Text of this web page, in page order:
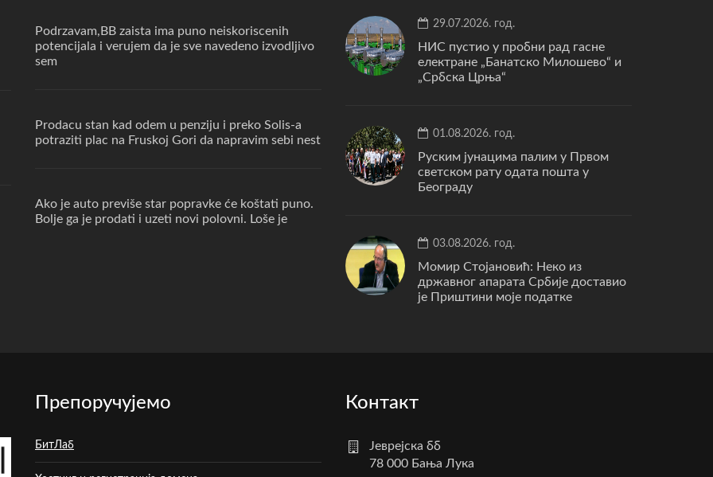
Podrzavam,BB zaista ima puno neiskoriscenih
potencijala i verujem da je sve navedeno izvodljivo
sem
Prodacu stan kad odem u penziju i preko Solis-a
potraziti plac na Fruskoj Gori da napravim sebi nest
Ako je auto previše star popravke će koštati puno.
Bolje ga je prodati i uzeti novi polovni. Loše je
29.07.2026. год.
НИС пустио у пробни рад гасне
електране „Банатско Милошево“ и
„Србска Црња“
01.08.2026. год.
Руским јунацима палим у Првом
светском рату одата пошта у
Београду
03.08.2026. год.
Момир Стојановић: Неко из
државног апарата Србије доставио
је Приштини моје податке
Препоручујемо
БитЛаб
Контакт
Јеврејска бб
78 000 Бања Лука